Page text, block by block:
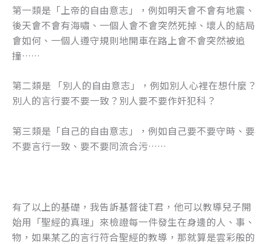
第一類是「上帝的自由意志」，例如明天會不會有地震、
後天會不會有海嘯、一個人會不會突然死掉、壞人的結局
會如何、一個人遵守規則地開車在路上會不會突然被追
撞……
第二類是 「別人的自由意志」，例如別人心裡在想什麼？
別人的言行要不要一致？別人要不要作奸犯科？
第三類是「自己的自由意志」，例如自己要不要守時、要
不要言行一致、要不要同流合污……
有了以上的基礎，我告訴基督徒T君，他可以教導兒子開
始用「聖經的真理」來檢證每一件發生在身邊的人、事、
物，如果某乙的言行符合聖經的教導，那就算是雲彩般的